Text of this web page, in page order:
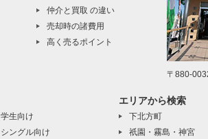
仲介と買取 の違い
売却時の諸費用
高く売るポイント
〒880-
学生向け
シングル向け
エリアから検索
下北方町
祇園・霧島・神宮